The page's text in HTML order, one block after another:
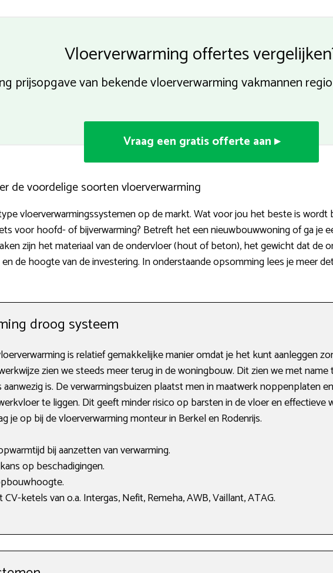
Vloerverwarming offertes
prijsopgave van bekende vloerverwarming vakmannen
Vraag een gratis offerte aan ▸
de voordelige soorten vloerverwarming
vloerverwarmingssystemen op de markt. Wat voor jou het beste is
voor hoofd- of bijverwarming? Betreft het een nieuwbouwwoning of ga je
zijn het materiaal van de ondervloer (hout of beton), het gewicht dat de
de hoogte van de investering. In onderstaande opsomming lees je meer
droog systeem
is relatief gemakkelijke manier omdat je het kunt aanleggen
zien we steeds meer terug in de woningbouw. Dit zien we met
is. De verwarmingsbuizen plaatst men in maatwerk noppenplaten
te liggen. Dit geeft minder risico op barsten in de vloer en effectieve
je op bij de vloerverwarming monteur in Berkel en Rodenrijs.
bij aanzetten van verwarming.
op beschadigingen.
ketels van o.a. Intergas, Nefit, Remeha, AWB, Vaillant, ATAG.